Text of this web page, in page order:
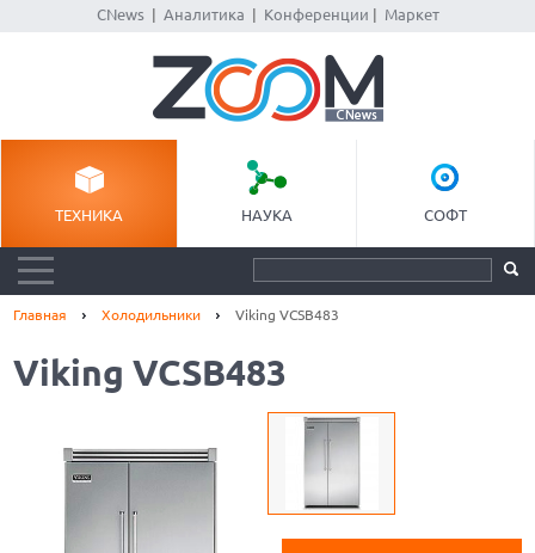
CNews| Аналитика Конференции Маркет
ТЕХНИКА НАУКА СОФТ
Главная Холодильники Viking VCSB483
Viking VCSB483